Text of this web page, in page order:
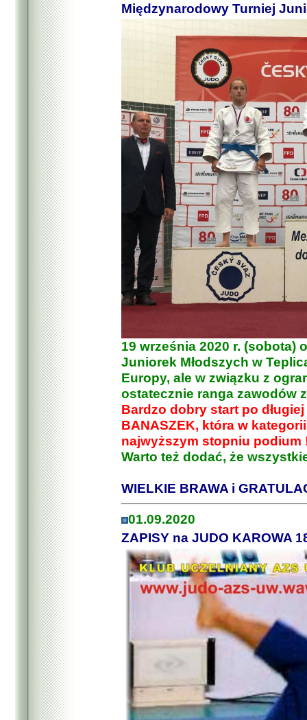
Międzynarodowy Turniej
19 września 2020 r. (sobota)
Juniorek Młodszych w
Europy, ale w związku z
ostatecznie ranga zawodów
Bardzo dobry start po
BANASZEK, która w
najwyższym stopniu podium
Warto też dodać, że
WIELKIE BRAWA i
01.09.2020
ZAPISY na JUDO KAROWA